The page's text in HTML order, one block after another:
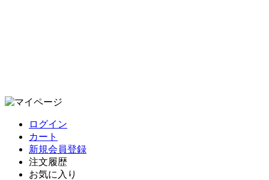
ログイン
カート
新規会員登録
注文履歴
お気に入り